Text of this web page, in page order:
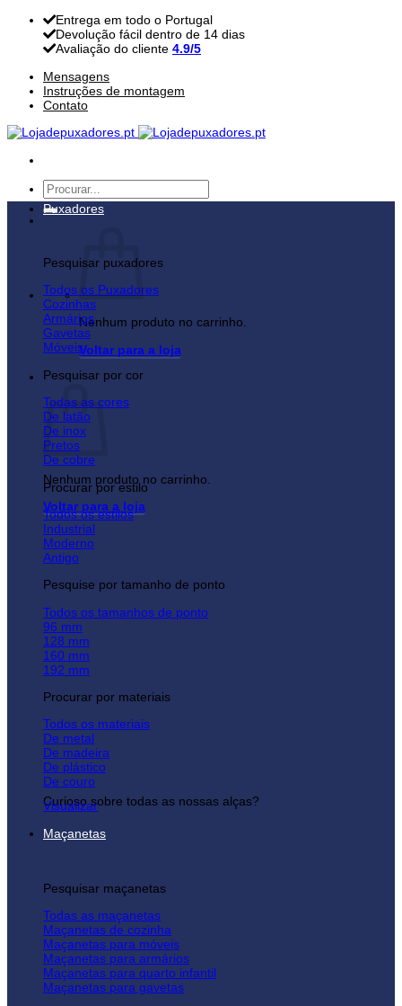
Skip
content
Entrega em todo o Portugal
Devolução fácil dentro de 14 dias
Avaliação do cliente 4.9/5
Mensagens
Instruções de montagem
Contato
Pesquisar
por:
Nenhum produto no carrinho.
Voltar para a loja
Carrinho
Nenhum produto no carrinho.
Voltar para a loja
Puxadores
Pesquisar puxadores
Todos os Puxadores
Cozinhas
Armários
Gavetas
Móveis
Pesquisar por cor
Todas as cores
De latão
De inox
Pretos
De cobre
Procurar por estilo
Todos os estilos
Industrial
Moderno
Antigo
Pesquise por tamanho de ponto
Todos os tamanhos de ponto
96 mm
128 mm
160 mm
192 mm
Procurar por materiais
Todos os materiais
De metal
De madeira
De plástico
De couro
Curioso sobre todas as nossas alças?
Visualizar
Maçanetas
Pesquisar maçanetas
Todas as maçanetas
Maçanetas de cozinha
Maçanetas para móveis
Maçanetas para armários
Maçanetas para quarto infantil
Maçanetas para gavetas